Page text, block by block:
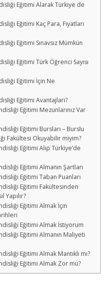
Eğitimi Alarak Türkiye de
Eğitimi Kaç Para, Fiyatları
Eğitimi Sınavsız Mümkün
Eğitimi Türk Öğrenci Sayısı
Eğitimi İçin Ne
Eğitimi Avantajları?
Eğitimi Mezunlarınız Var
Eğitimi Bursları – Burslu
Fakültesi Okuyabilir miyim?
Eğitimi Alıp Türkiye’de
Eğitimi Almanın Şartları
Eğitimi Taban Puanları
Eğitimi Fakültesinden
Yapılır?
Eğitimi Almak İçin
Eğitimi Almak İstiyorum
Eğitimi Almanın Maliyeti
Eğitimi Almak Mantıklı mı?
Eğitimi Almak Zor mu?